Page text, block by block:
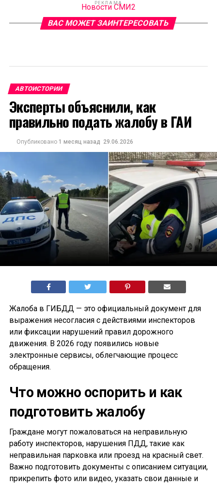
РЕКЛАМА
Новости СМИ2
ВАС МОЖЕТ ЗАИНТЕРЕСОВАТЬ
АВТОИСТОРИИ
Эксперты объяснили, как
правильно подать жалобу в ГАИ
Опубликовано 1 месяц назад 29.06.2026
Жалоба в ГИБДД — это официальный документ для
выражения несогласия с действиями инспекторов
или фиксации нарушений правил дорожного
движения. В 2026 году появились новые
электронные сервисы, облегчающие процесс
обращения.
Что можно оспорить и как
подготовить жалобу
Граждане могут пожаловаться на неправильную
работу инспекторов, нарушения ПДД, такие как
неправильная парковка или проезд на красный свет.
Важно подготовить документы с описанием ситуации,
прикрепить фото или видео, указать свои данные и